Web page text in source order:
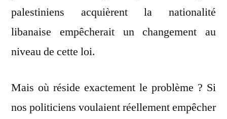
palestiniens acquièrent la nationalité
libanaise empêcherait un changement au
niveau de cette loi.
Mais où réside exactement le problème ? Si
nos politiciens voulaient réellement empêcher